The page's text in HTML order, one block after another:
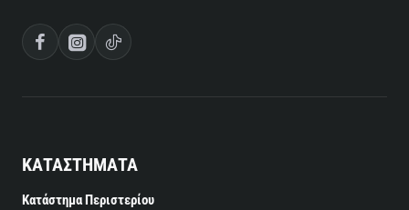
ΚΑΤΑΣΤΗΜΑΤΑ
Κατάστημα Περιστερίου